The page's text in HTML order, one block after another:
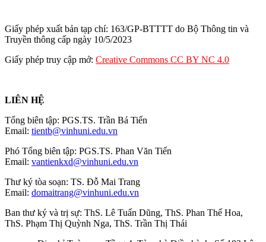
Giấy phép xuất bản tạp chí: 163/GP-BTTTT do Bộ Thông tin và
Truyền thông cấp ngày 10/5/2023
Giấy phép truy cập mở: Creative Commons CC BY NC 4.0
LIÊN HỆ
Tổng biên tập: PGS.TS. Trần Bá Tiến
Email: tientb@vinhuni.edu.vn
Phó Tổng biên tập: PGS.TS. Phan Văn Tiến
Email: vantienkxd@vinhuni.edu.vn
Thư ký tòa soạn: TS. Đỗ Mai Trang
Email: domaitrang@vinhuni.edu.vn
Ban thư ký và trị sự: ThS. Lê Tuấn Dũng, ThS. Phan Thế Hoa,
ThS. Phạm Thị Quỳnh Nga, ThS. Trần Thị Thái